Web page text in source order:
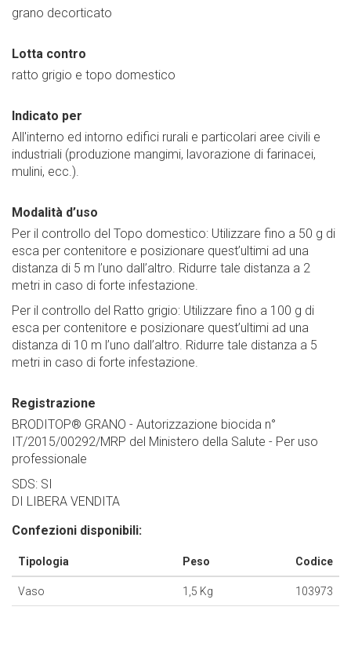
grano decorticato
Lotta contro
ratto grigio e topo domestico
Indicato per
All'interno ed intorno edifici rurali e particolari aree civili e
industriali (produzione mangimi, lavorazione di farinacei,
mulini, ecc.).
Modalità d’uso
Per il controllo del Topo domestico: Utilizzare fino a 50 g di
esca per contenitore e posizionare quest’ultimi ad una
distanza di 5 m l’uno dall’altro. Ridurre tale distanza a 2
metri in caso di forte infestazione.
Per il controllo del Ratto grigio: Utilizzare fino a 100 g di
esca per contenitore e posizionare quest’ultimi ad una
distanza di 10 m l’uno dall’altro. Ridurre tale distanza a 5
metri in caso di forte infestazione.
Registrazione
BRODITOP® GRANO - Autorizzazione biocida n°
IT/2015/00292/MRP del Ministero della Salute - Per uso
professionale
SDS: SI
DI LIBERA VENDITA
Confezioni disponibili:
Tipologia Peso Codice
Vaso 1,5 Kg 103973